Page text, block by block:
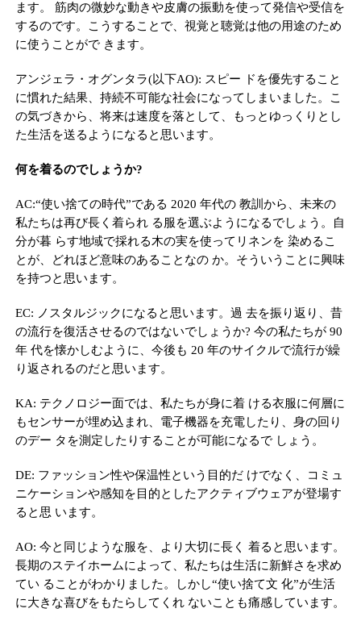
ます。 筋肉の微妙な動きや皮膚の振動を使って発信や受信を
するのです。こうすることで、視覚と聴覚は他の用途のため
に使うことがで きます。
アンジェラ・オグンタラ(以下AO): スピー ドを優先すること
に慣れた結果、持続不可能な社会になってしまいました。こ
の気づきから、将来は速度を落として、もっとゆっくりとし
た生活を送るようになると思います。
何を着るのでしょうか?
AC:“使い捨ての時代”である 2020 年代の 教訓から、未来の
私たちは再び長く着られ る服を選ぶようになるでしょう。自
分が暮 らす地域で採れる木の実を使ってリネンを 染めるこ
とが、どれほど意味のあることなの か。そういうことに興味
を持つと思います。
EC: ノスタルジックになると思います。過 去を振り返り、昔
の流行を復活させるのではないでしょうか? 今の私たちが 90
年 代を懐かしむように、今後も 20 年のサイクルで流行が繰
り返されるのだと思います。
KA: テクノロジー面では、私たちが身に着 ける衣服に何層に
もセンサーが埋め込まれ、電子機器を充電したり、身の回り
のデー タを測定したりすることが可能になるで しょう。
DE: ファッション性や保温性という目的だ けでなく、コミュ
ニケーションや感知を目的としたアクティブウェアが登場す
ると思 います。
AO: 今と同じような服を、より大切に長く 着ると思います。
長期のステイホームによって、私たちは生活に新鮮さを求め
てい ることがわかりました。しかし“使い捨て文 化”が生活
に大きな喜びをもたらしてくれ ないことも痛感しています。